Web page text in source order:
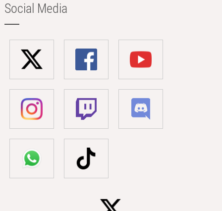
Social Media